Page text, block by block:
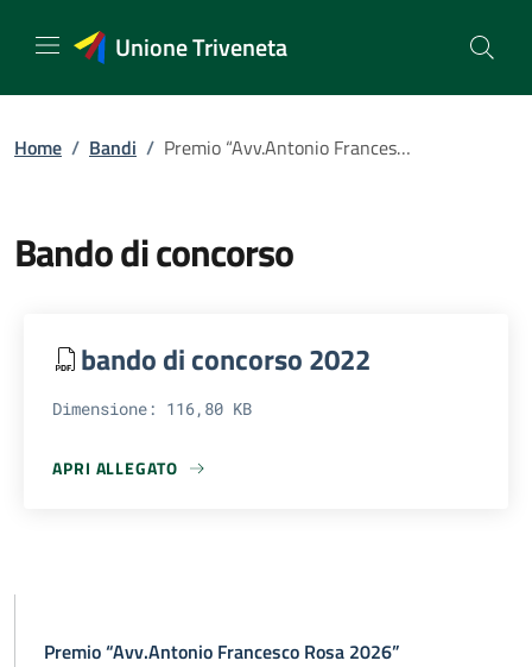
Unione Triveneta
Home / Bandi / Premio “Avv.Antonio Francesco Rosa 2022”
Bando di concorso
bando di concorso 2022
Dimensione: 116,80 KB
APRI ALLEGATO
APRI ALLEGATO BANDO DI CONCORSO 2022
Premio “Avv.Antonio Francesco Rosa 2026”